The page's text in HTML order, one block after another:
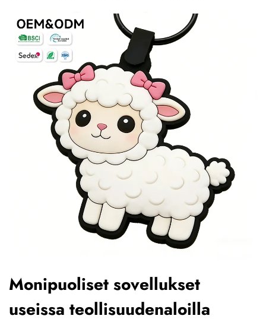
Monipuoliset sovellukset
useissa teollisuudenaloilla